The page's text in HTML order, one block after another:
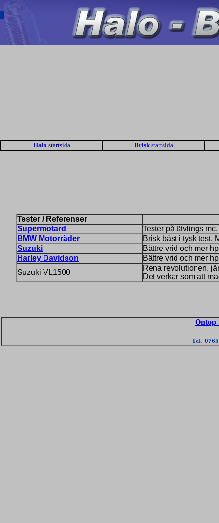
Halo startsida Brisk startsida
Tester / Referenser
Supermotard
Tester på tävlings
BMW Motorräder
Brisk bäst i tysk test.
Suzuki
Bättre vrid och mer
Harley Davidson
Bättre vrid och mer
Suzuki VL1500
Rena revolutionen.
Det verkar som att
Ontop
Tel.